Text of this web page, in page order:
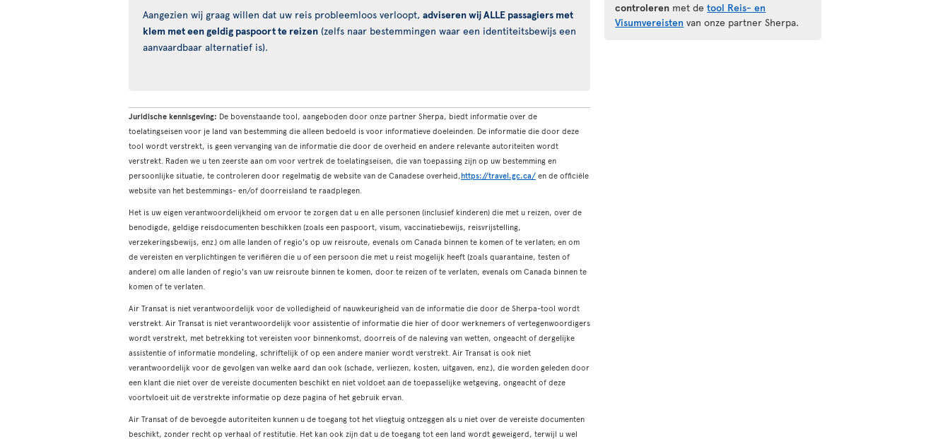
Aangezien wij graag willen dat uw reis probleemloos verloopt, adviseren wij ALLE passagiers met
klem met een geldig paspoort te reizen (zelfs naar bestemmingen waar een identiteitsbewijs een
aanvaardbaar alternatief is).
Juridische kennisgeving: De bovenstaande tool, aangeboden door onze partner Sherpa, biedt informatie over de
toelatingseisen voor je land van bestemming die alleen bedoeld is voor informatieve doeleinden. De informatie die door deze
tool wordt verstrekt, is geen vervanging van de informatie die door de overheid en andere relevante autoriteiten wordt
verstrekt. Raden we u ten zeerste aan om voor vertrek de toelatingseisen, die van toepassing zijn op uw bestemming en
persoonlijke situatie, te controleren door regelmatig de website van de Canadese overheid,https://travel.gc.ca/ en de officiële
website van het bestemmings- en/of doorreisland te raadplegen.
Het is uw eigen verantwoordelijkheid om ervoor te zorgen dat u en alle personen (inclusief kinderen) die met u reizen, over de
benodigde, geldige reisdocumenten beschikken (zoals een paspoort, visum, vaccinatiebewijs, reisvrijstelling,
verzekeringsbewijs, enz.) om alle landen of regio's op uw reisroute, evenals om Canada binnen te komen of te verlaten; en om
de vereisten en verplichtingen te verifiëren die u of een persoon die met u reist mogelijk heeft (zoals quarantaine, testen of
andere) om alle landen of regio's van uw reisroute binnen te komen, door te reizen of te verlaten, evenals om Canada binnen te
komen of te verlaten.
Air Transat is niet verantwoordelijk voor de volledigheid of nauwkeurigheid van de informatie die door de Sherpa-tool wordt
verstrekt. Air Transat is niet verantwoordelijk voor assistentie of informatie die hier of door werknemers of vertegenwoordigers
wordt verstrekt, met betrekking tot vereisten voor binnenkomst, doorreis of de naleving van wetten, ongeacht of dergelijke
assistentie of informatie mondeling, schriftelijk of op een andere manier wordt verstrekt. Air Transat is ook niet
verantwoordelijk voor de gevolgen van welke aard dan ook (schade, verliezen, kosten, uitgaven, enz.), die worden geleden door
een klant die niet over de vereiste documenten beschikt en niet voldoet aan de toepasselijke wetgeving, ongeacht of deze
voortvloeit uit de verstrekte informatie op deze pagina of het gebruik ervan.
Air Transat of de bevoegde autoriteiten kunnen u de toegang tot het vliegtuig ontzeggen als u niet over de vereiste documenten
beschikt, zonder recht op verhaal of restitutie. Het kan ook zijn dat u de toegang tot een land wordt geweigerd, terwijl u wel
controleren met detool Reis- en
Visumvereisten van onze partner Sherpa.